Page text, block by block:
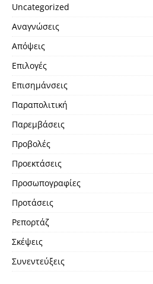
Uncategorized
Αναγνώσεις
Απόψεις
Επιλογές
Επισημάνσεις
Παραπολιτική
Παρεμβάσεις
Προβολές
Προεκτάσεις
Προσωπογραφίες
Προτάσεις
Ρεπορτάζ
Σκέψεις
Συνεντεύξεις